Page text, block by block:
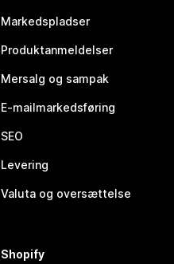
Markedspladser
Produktanmeldelser
Mersalg og sampak
E-mailmarkedsføring
SEO
Levering
Valuta og oversættelse
Shopify